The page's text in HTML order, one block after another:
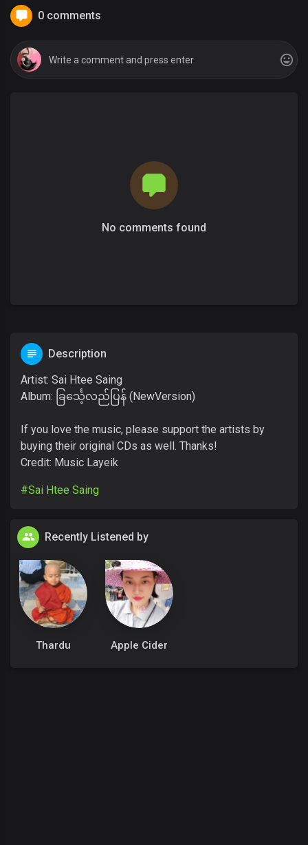
0 comments
No comments found
Description
Artist: Sai Htee Saing
Album: ခြင်္သေ့လည်ပြန် (NewVersion)
If you love the music, please support the artists by
buying their original CDs as well. Thanks!
Credit: Music Layeik
#Sai Htee Saing
Recently Listened by
Thardu Apple Cider